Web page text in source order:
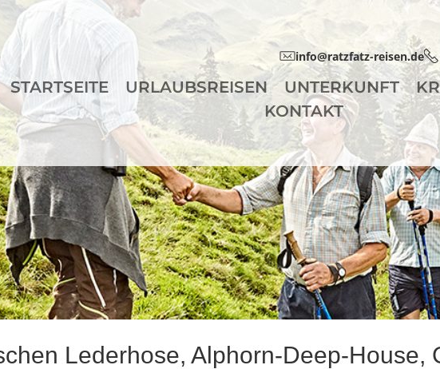
info@ratzfatz-reisen.de
STARTSEITE URLAUBSREISEN UNTERKUNFT
KONTAKT
Lederhose, Alphorn-Deep-House,